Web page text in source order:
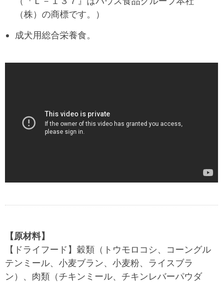
（株）の商標です。）
成犬用総合栄養食。
【原材料】
【ドライフード】穀類（トウモロコシ、コーングル
テンミール、小麦ブラン、小麦粉、ライスブラ
ン）、肉類（チキンミール、チキンレバーパウダ